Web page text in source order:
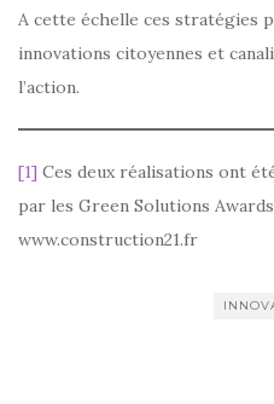
A cette échelle ces stratégies
innovations citoyennes et
l’action.
[1] Ces deux réalisations ont
par les Green Solutions
www.construction21.fr